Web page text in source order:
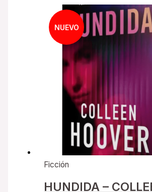
NUEVO
Ficción
HUNDIDA –